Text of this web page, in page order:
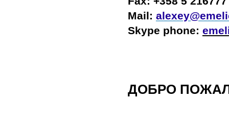
Mail:
Skype phone:
ДОБРО